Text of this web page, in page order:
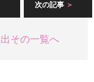
次の記事
その一覧へ